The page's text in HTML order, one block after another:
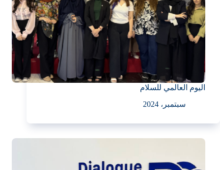
اليوم العالمي للسلام
سبتمبر، 2024